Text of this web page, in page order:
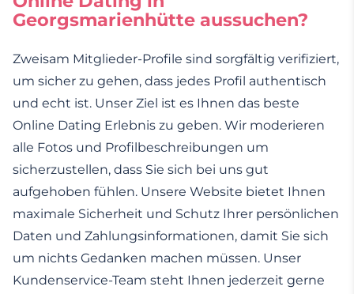
Georgsmarienhütte aussuchen?
Zweisam Mitglieder-Profile sind sorgfältig verifiziert,
um sicher zu gehen, dass jedes Profil authentisch
und echt ist. Unser Ziel ist es Ihnen das beste
Online Dating Erlebnis zu geben. Wir moderieren
alle Fotos und Profilbeschreibungen um
sicherzustellen, dass Sie sich bei uns gut
aufgehoben fühlen. Unsere Website bietet Ihnen
maximale Sicherheit und Schutz Ihrer persönlichen
Daten und Zahlungsinformationen, damit Sie sich
um nichts Gedanken machen müssen. Unser
Kundenservice-Team steht Ihnen jederzeit gerne